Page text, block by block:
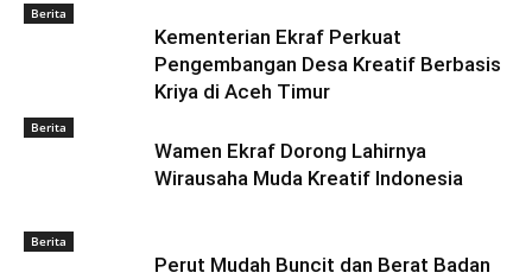
Berita
Kementerian Ekraf Perkuat
Pengembangan Desa Kreatif Berbasis
Kriya di Aceh Timur
Berita
Wamen Ekraf Dorong Lahirnya
Wirausaha Muda Kreatif Indonesia
Berita
Perut Mudah Buncit dan Berat Badan